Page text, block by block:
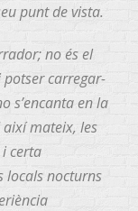
punt de vista.
no és el
carregar-
s’encanta en la
mateix, les
certa
locals nocturns